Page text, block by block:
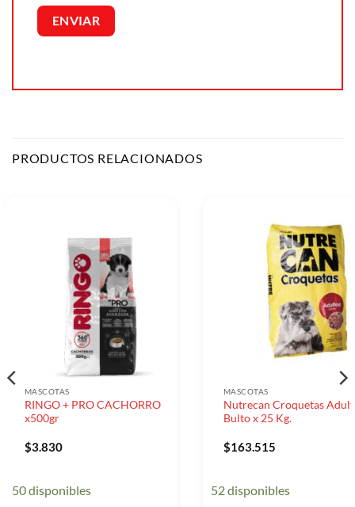
PRODUCTOS RELACIONADOS
MASCOTAS
RINGO + PRO CACHORRO
x500gr
$3.830
50 disponibles
MASCOTAS
Nutrecan Croquetas
Bulto x 25 Kg.
$163.515
52 disponibles